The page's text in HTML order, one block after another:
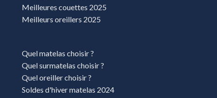
Meilleures couettes 2025
Meilleurs oreillers 2025
Quel matelas choisir ?
Quel surmatelas choisir ?
Quel oreiller choisir ?
Soldes d'hiver matelas 2024